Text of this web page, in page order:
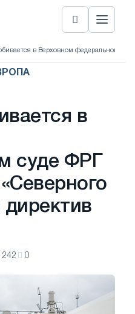
в Верховном федеральном
в
суде ФРГ
директив
242 0